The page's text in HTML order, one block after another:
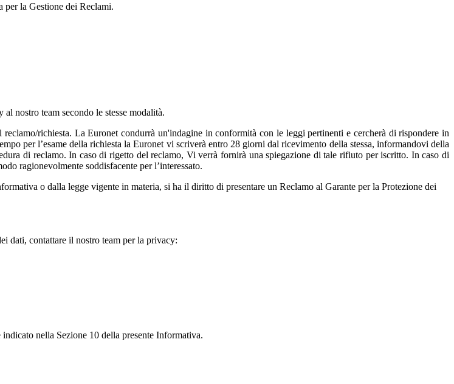
per la Gestione dei Reclami.
nostro team secondo le stesse modalità.
richiesta. La Euronet condurrà un'indagine in conformità con le leggi pertinenti e cercherà di rispondere in
per l’esame della richiesta la Euronet vi scriverà entro 28 giorni dal ricevimento della stessa, informandovi della
di reclamo. In caso di rigetto del reclamo, Vi verrà fornirà una spiegazione di tale rifiuto per iscritto. In caso di
ragionevolmente soddisfacente per l’interessato.
o dalla legge vigente in materia, si ha il diritto di presentare un Reclamo al Garante per la Protezione dei
dati, contattare il nostro team per la privacy:
nella Sezione 10 della presente Informativa.